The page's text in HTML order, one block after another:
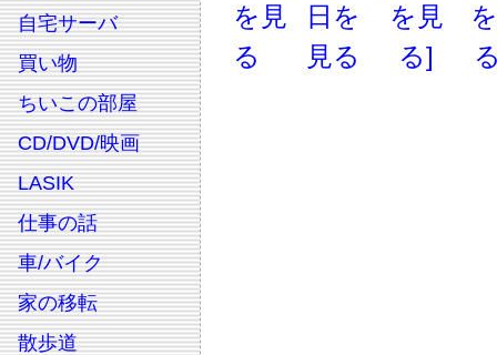
自宅サーバ
買い物
ちいこの部屋
CD/DVD/映画
LASIK
仕事の話
車/バイク
家の移転
散歩道
を見
る
日を
見る
を見
る]